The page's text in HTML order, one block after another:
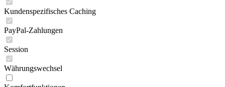
PayPal-Zahlungen
Session
Währungswechsel
Komfortfunktionen
Diese Cookies werden genutzt um das Einkaufserlebnis noch
ansprechender zu gestalten, beispielsweise für die Wiedererkennung